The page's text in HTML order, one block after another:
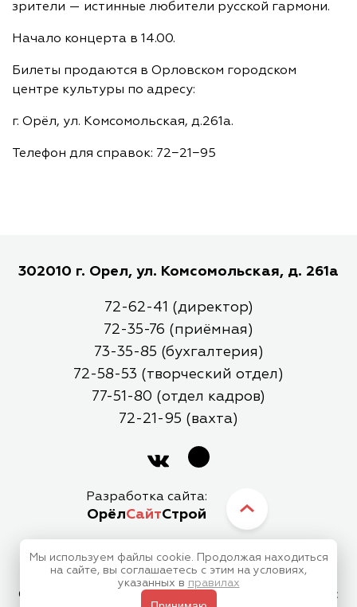
зрители — истинные любители русской гармони.
Начало концерта в 14.00.
Билеты продаются в Орловском городском
центре культуры по адресу:
г. Орёл, ул. Комсомольская, д.261а.
Телефон для справок: 72−21−95
302010 г. Орел, ул. Комсомольская, д. 261а
72-62-41 (директор)
72-35-76 (приёмная)
73-35-85 (бухгалтерия)
72-58-53 (творческий отдел)
77-51-80 (отдел кадров)
72-21-95 (вахта)
Разработка сайта:
ОрёлСайтСтрой
МБУК Орловский Городской Центр Культуры
Отправляя любую форму на сайте, вы соглашаетесь с
Мы используем файлы cookie. Продолжая находиться
на сайте, вы соглашаетесь с этим на условиях,
указанных в правилах